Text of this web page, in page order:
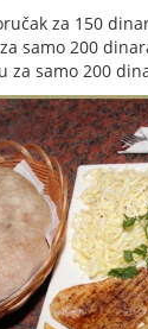
za 150
samo 200
za samo 200